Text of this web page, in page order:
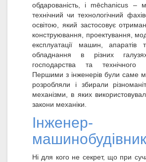
обдарованість, і mēchanicus –
технічний чи технологічний
освітою, який застосовує
конструювання, проектування,
експлуатації машин, апаратів
обладнання в різних галузях
господарства та технічного
Першими з інженерів були саме
розробляли і збирали
механізми, в яких
закони механіки.
Інженер-
машинобудівник
Ні для кого не секрет, що при